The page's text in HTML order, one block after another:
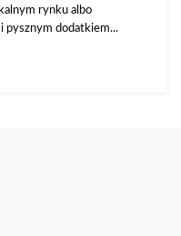
rynku albo
pysznym dodatkiem...